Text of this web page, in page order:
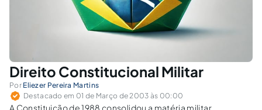
Direito Constitucional Militar
Por Eliezer Pereira Martins
Destacado em 01 de Março de 2003 às 00:00